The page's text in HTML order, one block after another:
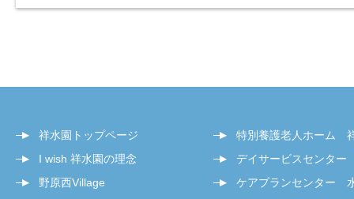
祥水園トップページ
I wish 祥水園の理念
野原西Village
特別養護老人ホーム
デイサービスセンタ
ケアプランセンター